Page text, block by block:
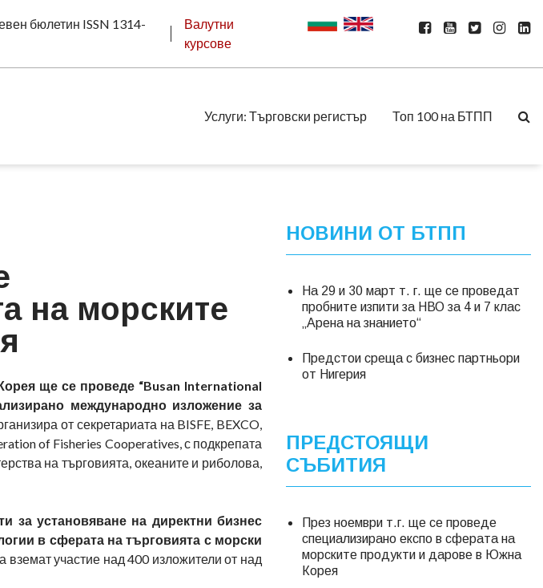
бюлетин ISSN 1314-
Валутни
курсове
Услуги: Търговски регистър Топ 100 на БТПП
на морските
ще се проведе “Busan International
международно изложение за
от секретариата на BISFE, BEXCO,
of Fisheries Cooperatives, с подкрепата
на търговията, океаните и риболова,
за установяване на директни бизнес
в сферата на търговията с морски
вземат участие над 400 изложители от над
НОВИНИ ОТ БТПП
На 29 и 30 март т. г. ще се проведат
пробните изпити за НВО за 4 и 7 клас
„Арена на знанието“
Предстои среща с бизнес партньори
от Нигерия
ПРЕДСТОЯЩИ
СЪБИТИЯ
През ноември т.г. ще се проведе
специализирано експо в сферата на
морските продукти и дарове в Южна
Корея